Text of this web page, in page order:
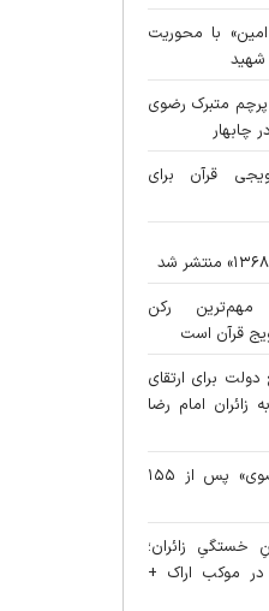
با محوریت
شهید
متبرک رضوی
چابهار
قرآن برای
مهم‌ترین رکن
قرآن است
برای ارتقای
امام رضا
استمرار محفل «عطر رضوی» پس از ۱۵۵
خستگیِ زائران؛
در موکب اراک +